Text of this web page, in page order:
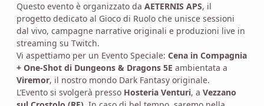
Questo evento è organizzato da AETERNIS APS, il
progetto dedicato al Gioco di Ruolo che unisce sessioni
dal vivo, campagne narrative originali e produzioni live in
streaming su Twitch.
Vi aspettiamo per un Evento Speciale: Cena in Compagnia
+ One-Shot di Dungeons & Dragons 5E ambientata a
Viremor, il nostro mondo Dark Fantasy originale.
L’Evento si svolgerà presso Hosteria Venturi, a Vezzano